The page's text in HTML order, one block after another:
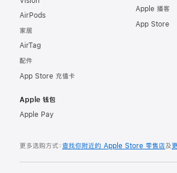
AirPods
家居
AirTag
配件
App Store 充值卡
Apple 钱包
Apple Pay
Apple 播客
App Store
更多选购方式：查找你附近的 Apple Store 零售店及